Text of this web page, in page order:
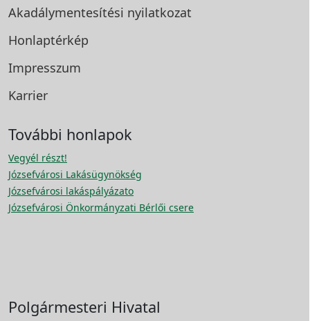
Akadálymentesítési nyilatkozat
Honlaptérkép
Impresszum
Karrier
További honlapok
Vegyél részt!
Józsefvárosi Lakásügynökség
Józsefvárosi lakáspályázato
Józsefvárosi Önkormányzati Bérlői csere
Polgármesteri Hivatal